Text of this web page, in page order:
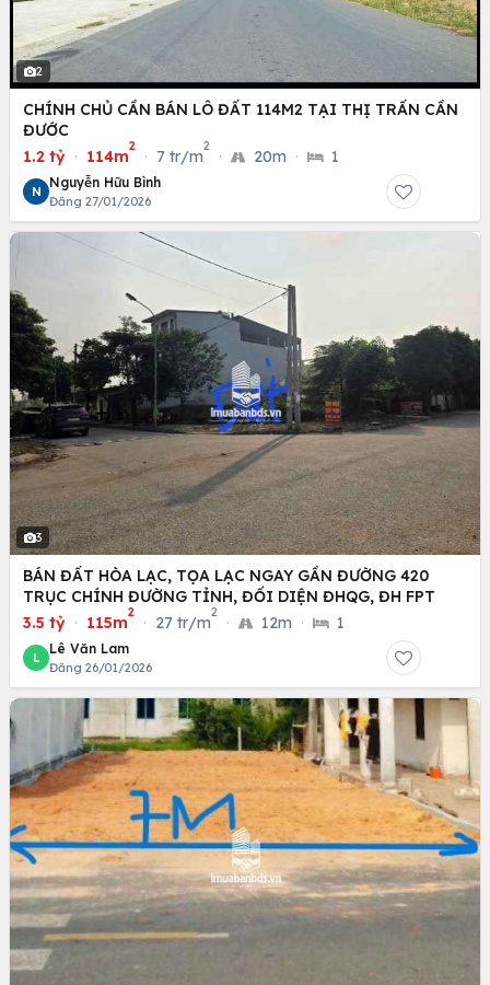
2
CHÍNH CHỦ CẦN BÁN LÔ ĐẤT 114M2 TẠI THỊ TRẤN CẦN
ĐƯỚC
1.2 tỷ · 114m
2
· 7 tr/m
2
· 20m · 1
N
Nguyễn Hữu Bình
Đăng 27/01/2026
3
BÁN ĐẤT HÒA LẠC, TỌA LẠC NGAY GẦN ĐƯỜNG 420
TRỤC CHÍNH ĐƯỜNG TỈNH, ĐỐI DIỆN ĐHQG, ĐH FPT
3.5 tỷ · 115m
2
· 27 tr/m
2
· 12m · 1
L
Lê Văn Lam
Đăng 26/01/2026